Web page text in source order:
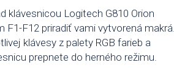
klávesnicou Logitech G810 Orion
F12 priradiť vami vytvorená makrá.
klávesy z palety RGB farieb a
prepnete do herného režimu.